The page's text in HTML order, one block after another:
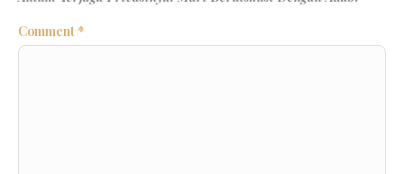
Comment*